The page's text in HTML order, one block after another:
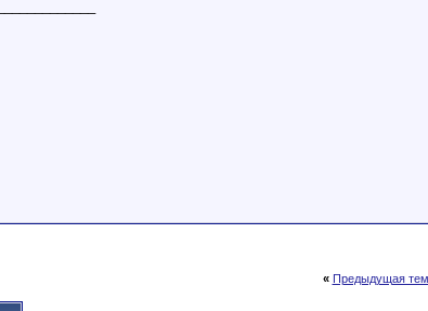
« Предыдущая